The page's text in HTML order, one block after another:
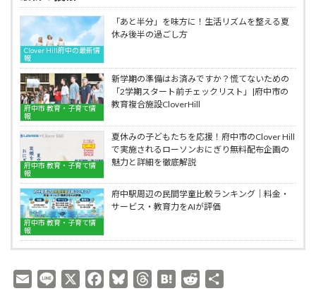
見
据
ど
も
た
未
来
Clover Hill府中の最新情
報
「あと半分」を味方に！生活リズムを整える夏
休み後半の過ごし方
府中市 教育・子育て情
報
新学期の準備はお済みですか？慌てないための
「2学期スタート前チェックリスト」|府中市の
教育複合施設CloverHill
府中市 教育・子育て情
報
夏休みの子どもたちを応援！府中市のClover Hill
で実施されるローソンおにぎり無料配布企画の
魅力と詳細を徹底解説
府中市 教育・子育て情
報
府中駅周辺の民間学童比較ランキング｜料金・
サービス・教育力をAIが評価
H